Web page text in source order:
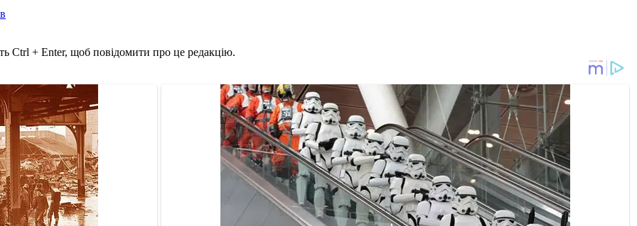
Ctrl + Enter, щоб повідомити про це редакцію.